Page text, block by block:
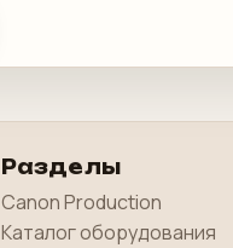
Разделы
Canon Production
Каталог оборудования